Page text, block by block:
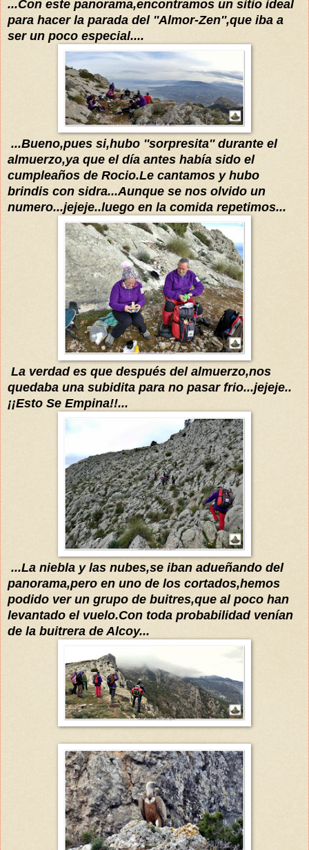
...Con este panorama,encontramos un sitio ideal
para hacer la parada del ''Almor-Zen'',que iba a
ser un poco especial....
...Bueno,pues si,hubo ''sorpresita'' durante el
almuerzo,ya que el día antes había sido el
cumpleaños de Rocio.Le cantamos y hubo
brindis con sidra...Aunque se nos olvido un
numero...jejeje..luego en la comida repetimos...
La verdad es que después del almuerzo,nos
quedaba una subidita para no pasar frio...jejeje..
¡¡Esto Se Empina!!...
...La niebla y las nubes,se iban adueñando del
panorama,pero en uno de los cortados,hemos
podido ver un grupo de buitres,que al poco han
levantado el vuelo.Con toda probabilidad venían
de la buitrera de Alcoy...